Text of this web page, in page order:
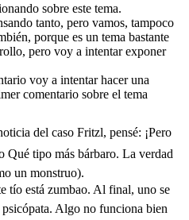
sobre este tema.
tanto, pero vamos, tampoco
porque es un tema bastante
pero voy a intentar exponer
voy a intentar hacer una
comentario sobre el tema
del caso Fritzl, pensé: ¡Pero
tipo más bárbaro. La verdad
un monstruo).
tío está zumbao. Al final, uno se
Algo no funciona bien